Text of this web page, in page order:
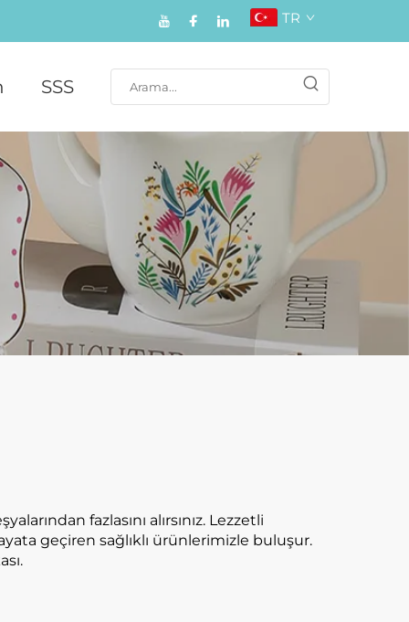
TR
SSS
fazlasını alırsınız. Lezzetli
geçiren sağlıklı ürünlerimizle buluşur.